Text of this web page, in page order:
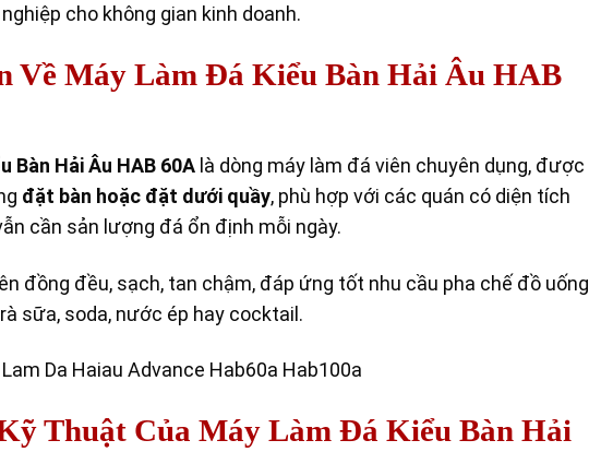
cho không gian kinh doanh.
Về Máy Làm Đá Kiểu Bàn Hải Âu HAB
Bàn Hải Âu HAB 60A là dòng máy làm đá viên chuyên dụng, được
đặt bàn hoặc đặt dưới quầy, phù hợp với các quán có diện tích
cần sản lượng đá ổn định mỗi ngày.
đồng đều, sạch, tan chậm, đáp ứng tốt nhu cầu pha chế đồ uống
sữa, soda, nước ép hay cocktail.
Thuật Của Máy Làm Đá Kiểu Bàn Hải